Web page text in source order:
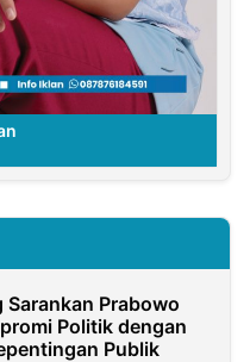
Sarankan Prabowo
Politik dengan
Publik